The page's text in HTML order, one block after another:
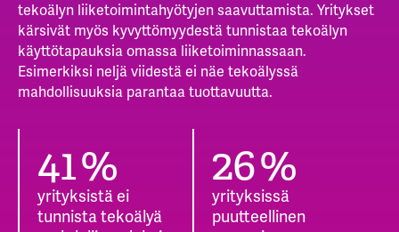
tekoälyn liiketoimintahyötyjensaavuttamista. Yritykset
kärsivät myös kyvyttömyydestä tunnistaa tekoälyn
käyttötapauksia omassa liiketoiminnassaan.
Esimerkiksi neljä viidestä ei näe tekoälyssä
mahdollisuuksia parantaa tuottavuutta.
57%
yrityksistä ei
tunnista tekoälyä
37%
yrityksissä
puutteellinen